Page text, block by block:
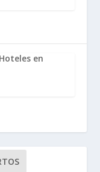
Hoteles en